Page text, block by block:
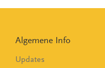
Algemene Info
Updates